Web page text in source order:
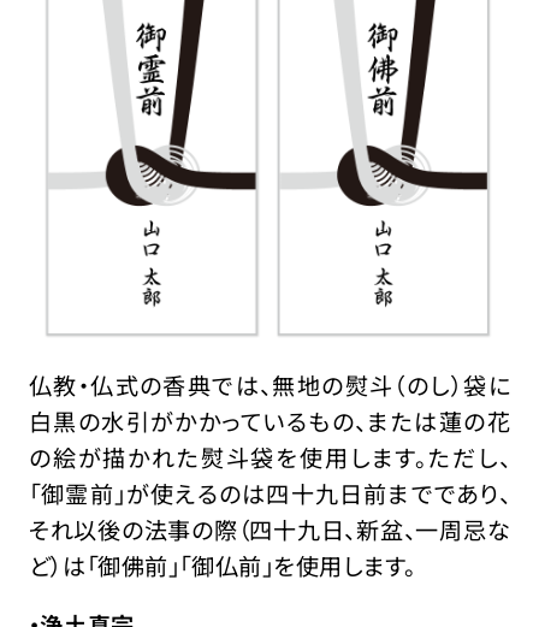
仏教・仏式の香典では、無地の熨斗（のし）袋に
白黒の水引がかかっているもの、または蓮の花
の絵が描かれた熨斗袋を使用します。ただし、
「御霊前」が使えるのは四十九日前までであり、
それ以後の法事の際（四十九日、新盆、一周忌な
ど）は「御佛前」「御仏前」を使用します。